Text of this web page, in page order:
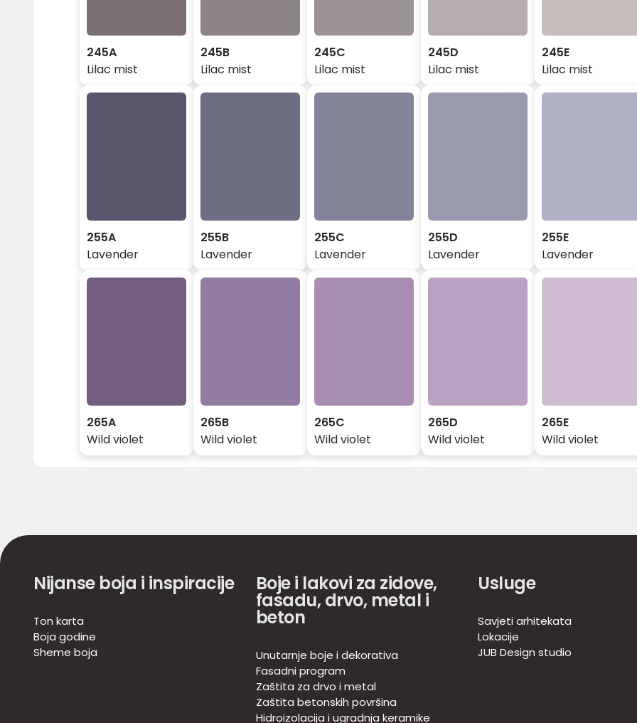
245A
Lilac mist
245B
Lilac mist
245C
Lilac mist
245D
Lilac mist
245E
Lilac mist
255A
Lavender
255B
Lavender
255C
Lavender
255D
Lavender
255E
Lavender
265A
Wild violet
265B
Wild violet
265C
Wild violet
265D
Wild violet
265E
Wild violet
Nijanse boja i inspiracije
Ton karta
Boja godine
Sheme boja
Boje i lakovi za zidove,
fasadu, drvo, metal i
beton
Unutarnje boje i dekorativa
Fasadni program
Zaštita za drvo i metal
Zaštita betonskih površina
Hidroizolacija i ugradnja keramike
Usluge
Savjeti arhitekata
Lokacije
JUB Design studio